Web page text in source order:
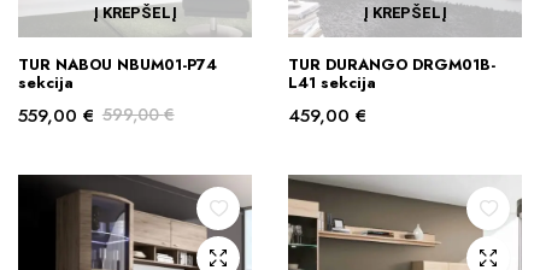
Į KREPŠELĮ
TUR NABOU NBUM01-P74
sekcija
599,00€
599,00 €.
559,00 €
559,00 €.
Į KREPŠELĮ
TUR DURANGO DRGM01B-
L41 sekcija
459,00 €